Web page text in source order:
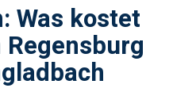
Was kostet